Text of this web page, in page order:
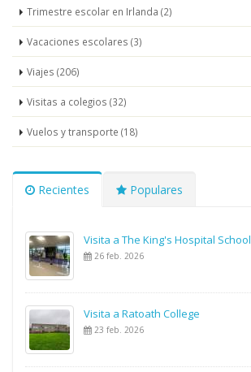
Trimestre escolar en Irlanda (2)
Vacaciones escolares (3)
Viajes (206)
Visitas a colegios (32)
Vuelos y transporte (18)
Recientes Populares
Visita a The King's Hospital School
26 feb. 2026
Visita a Ratoath College
23 feb. 2026